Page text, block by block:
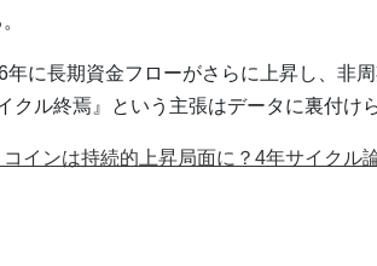
年に長期資金フローがさらに上昇し、非
クル終焉』という主張はデータに裏付け
コインは持続的上昇局面に？4年サイクル